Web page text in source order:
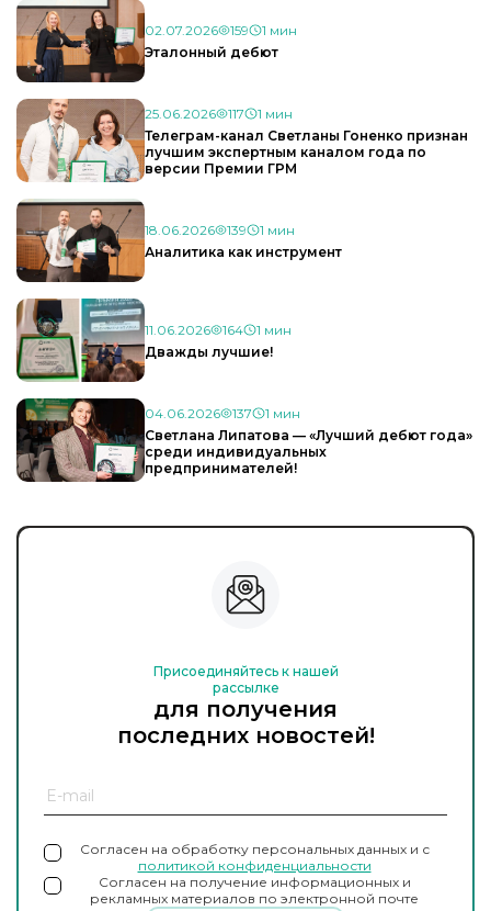
02.07.2026 159
1 мин
Эталонный дебют
25.06.2026 117
1 мин
Телеграм-канал Светланы Гоненко признан
лучшим экспертным каналом года по
версии Премии ГРМ
18.06.2026 139
1 мин
Аналитика как инструмент
11.06.2026 164
1 мин
Дважды лучшие!
04.06.2026 137
1 мин
Светлана Липатова — «Лучший дебют года»
среди индивидуальных
предпринимателей!
Присоединяйтесь к нашей
рассылке
для получения
последних новостей!
Согласен на обработку персональных данных и с
политикой конфиденциальности
Согласен на получение информационных и
рекламных материалов по электронной почте